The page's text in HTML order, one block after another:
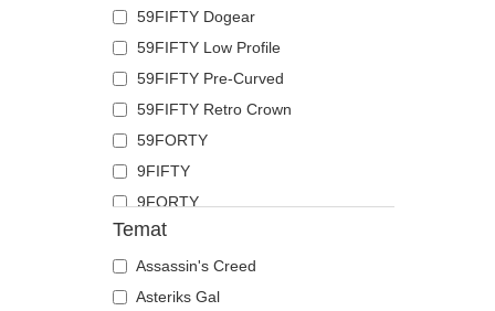
Kogut
Kojot
Koń
Kot
Koza
Krab
Krokodyl
Krowa
Kruk
Kurczak
59FIFTY Dogear
59FIFTY Low Profile
59FIFTY Pre-Curved
59FIFTY Retro Crown
59FORTY
9FIFTY
9FORTY
9FORTY APEX
9FORTY M-Crown
9SEVENTY
Temat
Assassin's Creed
Asteriks Gal